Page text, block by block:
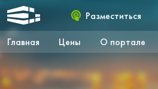
Главная Цены О портале
Разместиться